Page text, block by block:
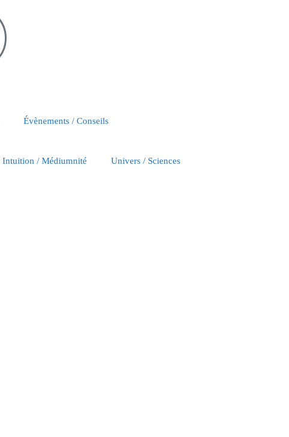
Évènements / Conseils
Intuition / Médiumnité Univers / Sciences